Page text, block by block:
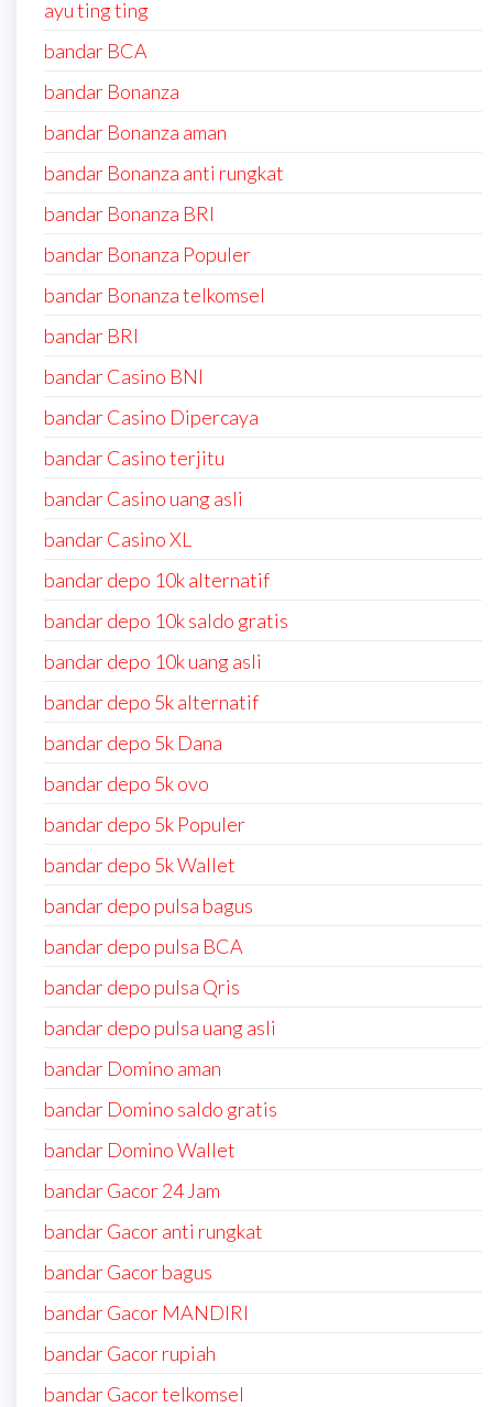
ayu ting ting
bandar BCA
bandar Bonanza
bandar Bonanza aman
bandar Bonanza anti rungkat
bandar Bonanza BRI
bandar Bonanza Populer
bandar Bonanza telkomsel
bandar BRI
bandar Casino BNI
bandar Casino Dipercaya
bandar Casino terjitu
bandar Casino uang asli
bandar Casino XL
bandar depo 10k alternatif
bandar depo 10k saldo gratis
bandar depo 10k uang asli
bandar depo 5k alternatif
bandar depo 5k Dana
bandar depo 5k ovo
bandar depo 5k Populer
bandar depo 5k Wallet
bandar depo pulsa bagus
bandar depo pulsa BCA
bandar depo pulsa Qris
bandar depo pulsa uang asli
bandar Domino aman
bandar Domino saldo gratis
bandar Domino Wallet
bandar Gacor 24 Jam
bandar Gacor anti rungkat
bandar Gacor bagus
bandar Gacor MANDIRI
bandar Gacor rupiah
bandar Gacor telkomsel